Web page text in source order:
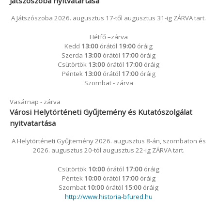
A Játszószoba 2026. augusztus 17-től augusztus 31-ig ZÁRVA tart.
Hétfő –zárva
Kedd 13:00 órától 19:00 óráig
Szerda 13:00 órától 17:00 óráig
Csütörtök 13:00 órától 17:00 óráig
Péntek 13:00órától 17:00óráig
Szombat - zárva
Vasárnap - zárva
Városi Helytörténeti Gyűjtemény és Kutatószolgálat
nyitvatartása
A Helytörténeti Gyűjtemény 2026. augusztus 8-án, szombaton és
2026. augusztus 20-tól augusztus 22-ig ZÁRVA tart.
Csütörtök 10:00 órától 17:00 óráig
Péntek 10:00órától 17:00óráig
Szombat 10:00 órától 15:00 óráig
http://www.historia-bfured.hu